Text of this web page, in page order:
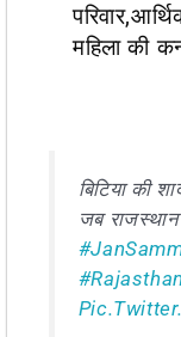
महिला की
बिटिया की
जब